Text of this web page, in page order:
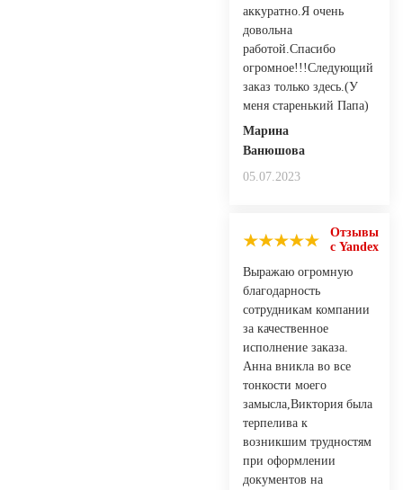
аккуратно.Я очень
довольна
работой.Спасибо
огромное!!!Следующий
заказ только здесь.(У
меня старенький Папа)
Марина
Ванюшова
05.07.2023
Отзывы
с Yandex
Выражаю огромную
благодарность
сотрудникам компании
за качественное
исполнение заказа.
Анна вникла во все
тонкости моего
замысла,Виктория была
терпелива к
возникшим трудностям
при оформлении
документов на